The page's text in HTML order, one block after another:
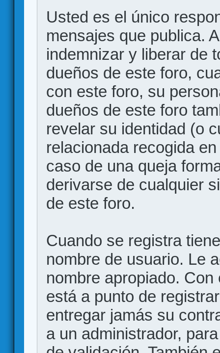
Usted es el único
mensajes que publica.
indemnizar y liberar de
dueños de este foro,
con este foro, su
dueños de este foro
revelar su identidad (o
relacionada recogida
caso de una queja
derivarse de cualquier
de este foro.
Cuando se registra
nombre de usuario. Le
nombre apropiado.
está a punto de
entregar jamás su
a un administrador,